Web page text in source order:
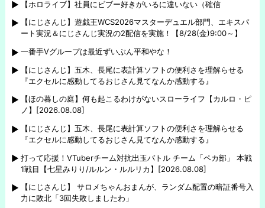
【ホロライブ】社員にビブー好きがいるに違いない（確信
【にじさんじ】遊戯王WCS2026マスターデュエル部門、エキスパ
ート実況＆にじさんじ実況の2配信を実施！【8/28(金)9:00～】
一番手Vグループは最近ずいぶん平和やな！
【にじさんじ】五木、長尾に表計算ソフトの便利さを理解らせる
『エクセルに感動してるおじさん見てなんか感動する』
【ほの暮しの庭】何も起こるわけがないスローライフ【カルロ・ピ
ノ】[2026.08.08]
【にじさんじ】五木、長尾に表計算ソフトの便利さを理解らせる
『エクセルに感動してるおじさん見てなんか感動する』
打って応援！VTuberチーム対抗出玉バトル チーム「ペカ部」 本戦
1戦目【七星みりり/ルルン・ルルリカ】[2026.08.08]
【にじさんじ】 サロメちゃんおまんが、ランダム配置の暗証番号入
力に敗北「3回失敗しましたわ」